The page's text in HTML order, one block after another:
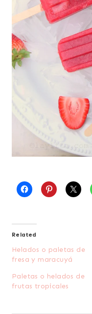
Related
Helados o paletas de
fresa y maracuyá
Paletas o helados de
frutas tropicales